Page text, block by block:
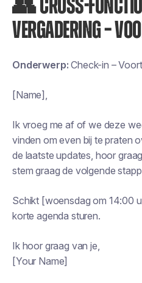
👥 CROSS-
VERGADERING –
Onderwerp: Check-in –
[Name],
Ik vroeg me af of we deze
vinden om even bij te praten
de laatste updates, hoor
stem graag de volgende
Schikt [woensdag om 14:00
korte agenda sturen.
Ik hoor graag van je,
[Your Name]